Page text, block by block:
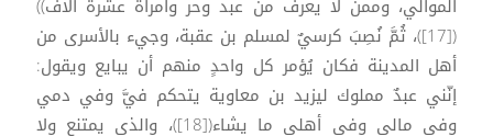
([17])، ثُمَّ نُصِبَ كرسيٌ لمسلم بن عقبة، وجيء بالأسرى من
أهل المدينة فكان يُؤمر كل واحدٍ منهم أن يبايع ويقول:
إنّني عبدٌ مملوك ليزيد بن معاوية يتحكم فيَّ وفي دمي
وفي مالي وفي أهلي ما يشاء([18])، والذي يمتنع ولا